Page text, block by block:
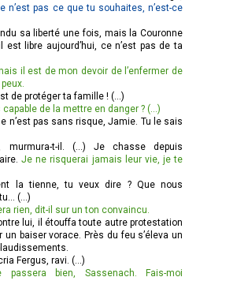
n’est pas ce que tu souhaites, n’est-ce
sa liberté une fois, mais la Couronne
est libre aujourd’hui, ce n’est pas de ta
il est de mon devoir de l’enfermer de
de protéger ta famille ! (…)
capable de la mettre en danger ? (…)
n’est pas sans risque, Jamie. Tu le sais
t-il. (…) Je chasse depuis
Je ne risquerai jamais leur vie, je te
la tienne, tu veux dire ? Que nous
(…)
rien, dit-il sur un ton convaincu.
lui, il étouffa toute autre protestation
un baiser vorace. Près du feu s’éleva un
Fergus, ravi. (…)
bien, Sassenach. Fais-moi